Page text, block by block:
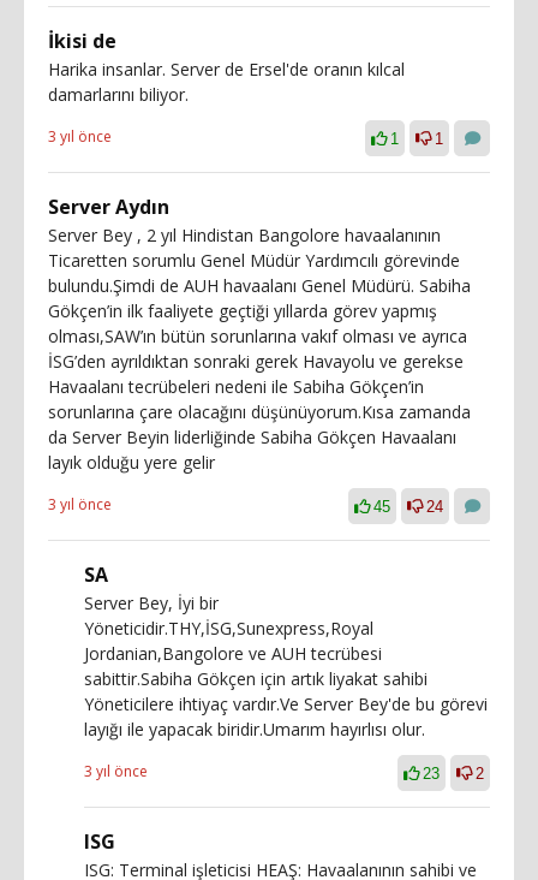
İkisi de
Harika insanlar. Server de Ersel'de oranın kılcal
damarlarını biliyor.
3 yıl önce 1 1
Server Aydın
Server Bey , 2 yıl Hindistan Bangolore havaalanının
Ticaretten sorumlu Genel Müdür Yardımcılı görevinde
bulundu.Şimdi de AUH havaalanı Genel Müdürü. Sabiha
Gökçen’in ilk faaliyete geçtiği yıllarda görev yapmış
olması,SAW’ın bütün sorunlarına vakıf olması ve ayrıca
İSG’den ayrıldıktan sonraki gerek Havayolu ve gerekse
Havaalanı tecrübeleri nedeni ile Sabiha Gökçen’in
sorunlarına çare olacağını düşünüyorum.Kısa zamanda
da Server Beyin liderliğinde Sabiha Gökçen Havaalanı
layık olduğu yere gelir
3 yıl önce 45 24
SA
Server Bey, İyi bir
Yöneticidir.THY,İSG,Sunexpress,Royal
Jordanian,Bangolore ve AUH tecrübesi
sabittir.Sabiha Gökçen için artık liyakat sahibi
Yöneticilere ihtiyaç vardır.Ve Server Bey'de bu görevi
layığı ile yapacak biridir.Umarım hayırlısı olur.
3 yıl önce 23 2
ISG
ISG: Terminal işleticisi HEAŞ: Havaalanının sahibi ve